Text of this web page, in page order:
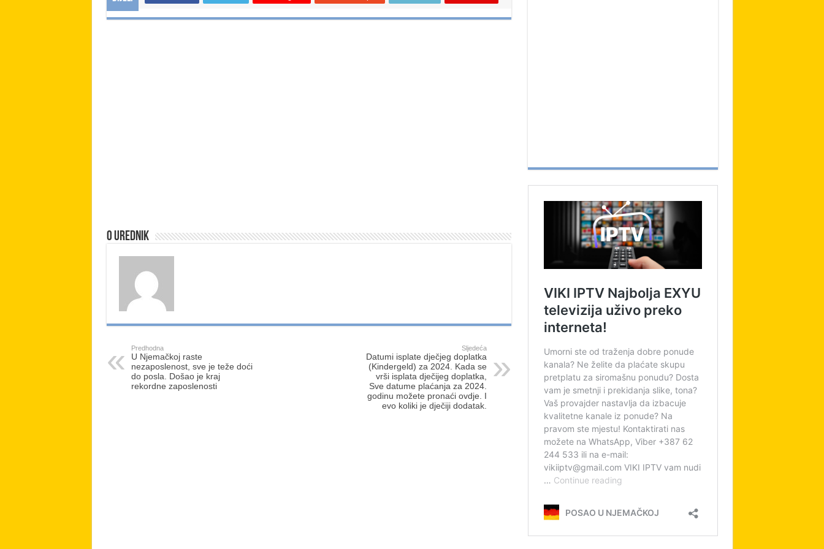
O urednik
Predhodna
U Njemačkoj raste
nezaposlenost, sve je teže doći
do posla. Došao je kraj
rekordne zaposlenosti
Sljedeća
Datumi isplate dječjeg doplatka
(Kindergeld) za 2024. Kada se
vrši isplata dječijeg doplatka,
Sve datume plaćanja za 2024.
godinu možete pronaći ovdje. I
evo koliki je dječiji dodatak.